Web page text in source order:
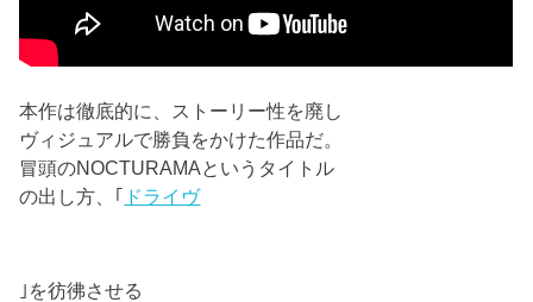
本作は徹底的に、ストーリー性を廃し
ヴィジュアルで勝負をかけた作品だ。
冒頭のNOCTURAMAというタイトル
の出し方、｢ ドライヴ
｣を彷彿させる